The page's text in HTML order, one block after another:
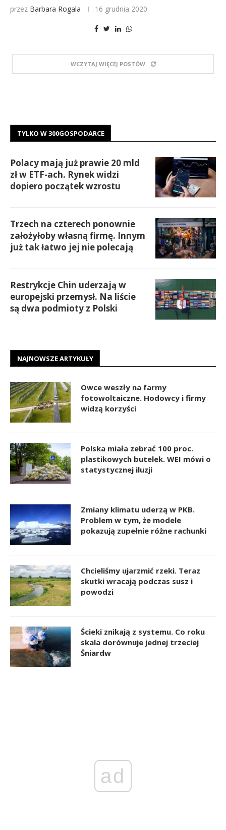
przez Barbara Rogala 16 grudnia 2020
WCZYTAJ WIĘCEJ POSTÓW
TYLKO W 300GOSPODARCE
Polacy mają już prawie 20 mld
zł w ETF-ach. Rynek widzi
dopiero początek wzrostu
Trzech na czterech ponownie
założyłoby własną firmę. Innym
już tak łatwo jej nie polecają
Restrykcje Chin uderzają w
europejski przemysł. Na liście
są dwa podmioty z Polski
NAJNOWSZE ARTYKUŁY
Owce weszły na farmy
fotowoltaiczne. Hodowcy i firmy
widzą korzyści
Polska miała zebrać 100 proc.
plastikowych butelek. WEI mówi o
statystycznej iluzji
Zmiany klimatu uderzą w PKB.
Problem w tym, że modele
pokazują zupełnie różne rachunki
Chcieliśmy ujarzmić rzeki. Teraz
skutki wracają podczas susz i
powodzi
Ścieki znikają z systemu. Co roku
skala dorównuje jednej trzeciej
Śniardw
ad